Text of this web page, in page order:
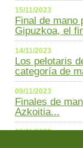
15/11/2023
Final de mano
Gipuzkoa, el
14/11/2023
Los pelotaris
categoría de
09/11/2023
Finales de
Azkoitia...
08/11/2023